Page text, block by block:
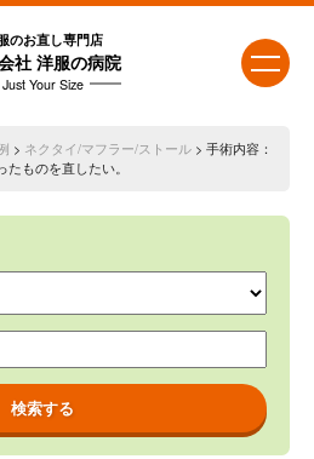
のお直し専門店
社 洋服の病院
Just Your Size
> ネクタイ/マフラー/ストール> 手術内容：
ものを直したい。